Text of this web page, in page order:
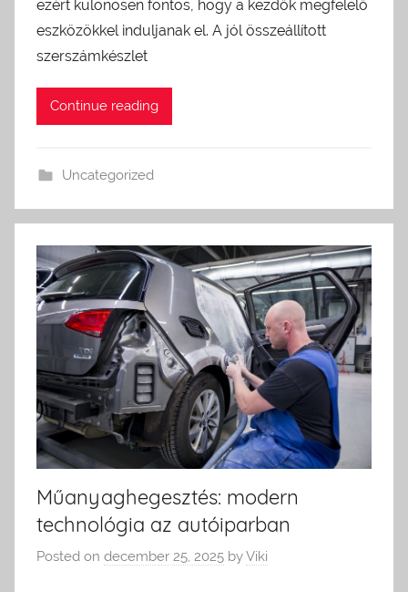
ezért különösen fontos, hogy a kezdők megfelelő
eszközökkel induljanak el. A jól összeállított
szerszámkészlet
Continue reading
Uncategorized
Műanyaghegesztés: modern
technológia az autóiparban
Posted on december 25, 2025 byViki